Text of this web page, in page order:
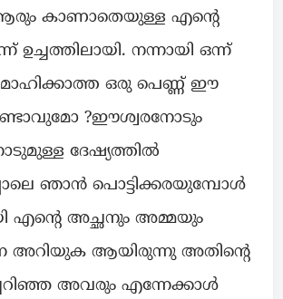
കാണാതെയുള്ള എന്റെ
ഉച്ചത്തിലായി. നന്നായി ഒന്ന്
മോഹിക്കാത്ത ഒരു പെണ്ണ് ഈ
?ഈശ്വരനോടും
ദേഷ്യത്തിൽ
ഞാൻ പൊട്ടിക്കരയുമ്പോൾ
എന്റെ അച്ഛനും അമ്മയും
അറിയുക ആയിരുന്നു അതിന്റെ
അവരും എന്നേക്കാൾ